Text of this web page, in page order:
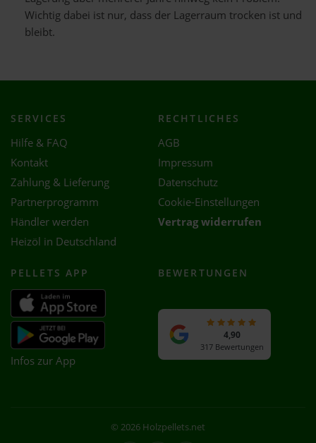
Wichtig dabei ist nur, dass der Lagerraum trocken ist und
bleibt.
SERVICES
Hilfe & FAQ
Kontakt
Zahlung & Lieferung
Partnerprogramm
Händler werden
Heizöl in Deutschland
RECHTLICHES
AGB
Impressum
Datenschutz
Cookie-Einstellungen
Vertrag widerrufen
PELLETS APP
Infos zur App
BEWERTUNGEN
4,90
317 Bewertungen
© 2026 Holzpellets.net